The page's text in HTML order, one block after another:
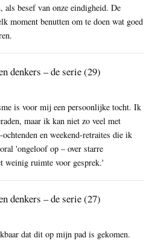
als besef van onze eindigheid. De
moment benutten om te doen wat goed
denkers – de serie (29)
is voor mij een persoonlijke tocht. Ik
maar ik kan niet zo veel met
en weekend-retraites die ik
'ongeloof op – over starre
weinig ruimte voor gesprek.'
denkers – de serie (27)
dat dit op mijn pad is gekomen.